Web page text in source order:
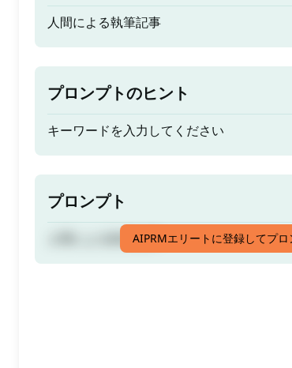
人間による執筆記事
プロンプトのヒント
キーワードを入力してください
プロンプト
人間による執筆記事AIPRMエリートに登録してプ